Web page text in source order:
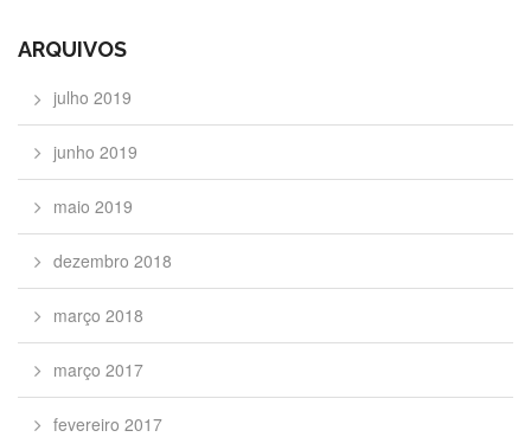
ARQUIVOS
julho 2019
junho 2019
maio 2019
dezembro 2018
março 2018
março 2017
fevereiro 2017